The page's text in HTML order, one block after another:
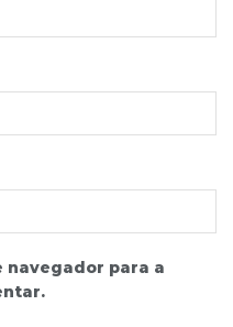
navegador para a